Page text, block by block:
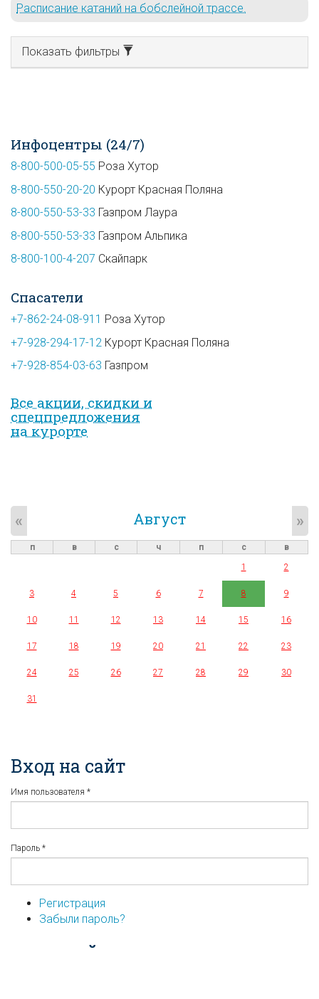
Расписание катаний на бобслейной трассе.
Показать фильтры
Инфоцентры (24/7)
8-800-500-05-55 Роза Хутор
8-800-550-20-20 Курорт Красная Поляна
8-800-550-53-33 Газпром Лаура
8-800-550-53-33 Газпром Альпика
8-800-100-4-207 Скайпарк
Спасатели
+7-862-24-08-911 Роза Хутор
+7-928-294-17-12 Курорт Красная Поляна
+7-928-854-03-63 Газпром
Все акции, скидки и
спец­предложе­ния
на курорте
Август
« »
п в с ч п с
в
1
2
3 4 5 6 7 8 9
10 11 12 13 14 15 16
17 18 19 20 21 22 23
24 25 26 27 28 29 30
31
Вход на сайт
Имя пользователя *
Пароль *
Регистрация
Забыли пароль?
...или войдите используя